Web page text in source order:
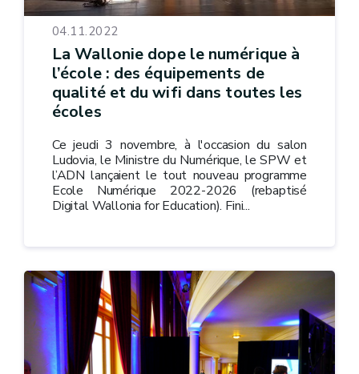
04.11.2022
La Wallonie dope le numérique à
l’école : des équipements de
qualité et du wifi dans toutes les
écoles
Ce jeudi 3 novembre, à l'occasion du salon
Ludovia, le Ministre du Numérique, le SPW et
l’ADN lançaient le tout nouveau programme
Ecole Numérique 2022-2026 (rebaptisé
Digital Wallonia for Education). Fini...